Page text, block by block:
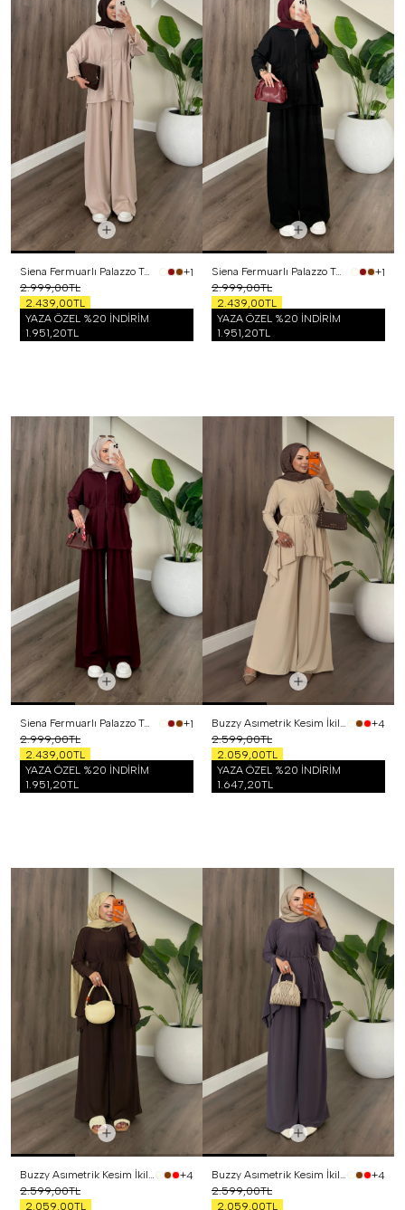
Siena Fermuarlı Palazzo Takım Bej
+1
2.999,00TL
2.439,00TL
YAZA ÖZEL %20 İNDİRİM
1.951,20TL
Siena Fermuarlı Palazzo Takım Siyah
+1
2.999,00TL
2.439,00TL
YAZA ÖZEL %20 İNDİRİM
1.951,20TL
Siena Fermuarlı Palazzo Takım Bordo
+1
2.999,00TL
2.439,00TL
YAZA ÖZEL %20 İNDİRİM
1.951,20TL
Buzzy Asımetrik Kesim İkili Takım Bej
+4
2.599,00TL
2.059,00TL
YAZA ÖZEL %20 İNDİRİM
1.647,20TL
Buzzy Asımetrik Kesim İkili Takım Kahverengi
+4
2.599,00TL
2.059,00TL
Buzzy Asımetrik Kesim İkili Takım Mor
+4
2.599,00TL
2.059,00TL